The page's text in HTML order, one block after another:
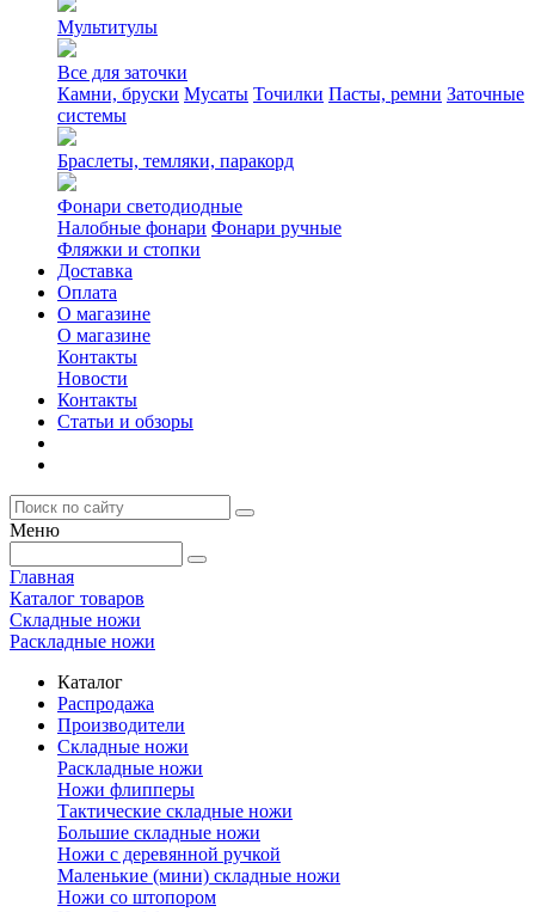
Мультитулы
Все для заточки
Камни, бруски Мусаты Точилки Пасты, ремни Заточные
системы
Браслеты, темляки, паракорд
Фонари светодиодные
Налобные фонари Фонари ручные
Фляжки и стопки
Доставка
Оплата
О магазине
О магазине
Контакты
Новости
Контакты
Статьи и обзоры
Меню
Главная
Каталог товаров
Складные ножи
Раскладные ножи
Каталог
Распродажа
Производители
Складные ножи
Раскладные ножи
Ножи флипперы
Тактические складные ножи
Большие складные ножи
Ножи с деревянной ручкой
Маленькие (мини) складные ножи
Ножи со штопором